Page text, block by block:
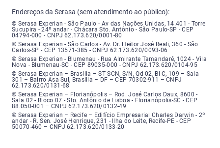
Endereços da Serasa (sem atendimento ao público):
Serasa Experian - São Paulo - Endereço: Avenida das Nações Unidas,
© Serasa Experian - São Paulo - Av das Nações Unidas, 14.401 - Torre
Sucupira - 24º andar - Chácara Sto. Antônio - São Paulo-SP - CEP
04794-000 - CNPJ 62.173.620/0001-80
Serasa Experian - São Carlos - Endereço: Avenida Doutor Heitor José
© Serasa Experian - São Carlos - Av. Dr. Heitor José Reali, 360 - São
Carlos-SP - CEP 13571-385 - CNPJ 62.173.620/0093-06
Serasa Experian - Blumenau - Endereço: Rua Almirante Tamandaré,
© Serasa Experian - Blumenau - Rua Almirante Tamandaré, 1024 - Vila
Nova - Blumenau-SC - CEP 89035-000 - CNPJ 62.173.620/0104-95
Serasa Experian - Brasília, Endereço: Setor Comercial Norte, sem
© Serasa Experian – Brasília – ST SCN, S/N, Qd 02, Bl C, 109 – Sala
301 – Bairro Asa Sul, Brasília – DF – CEP 70302-911 – CNPJ
62.173.620/0131-68
Serasa Experian - Florianópolis, Endereço: Rodovia José Carlos, número
© Serasa Experian – Florianópolis – Rod. José Carlos Daux, 8600 -
Sala 02 - Bloco 07 - Sto. Antônio de Lisboa - Florianópolis-SC - CEP
88.050-001 – CNPJ 62.173.620/0132-49
Serasa Experian - Recife, Endereço: Edifício Empresarial Charles Darwin,
© Serasa Experian – Recife – Edifício Empresarial Charles Darwin - 2º
andar - R. Sen. José Henrique, 231 - Ilha do Leite, Recife-PE - CEP
50070-460 – CNPJ 62.173.620/0133-20